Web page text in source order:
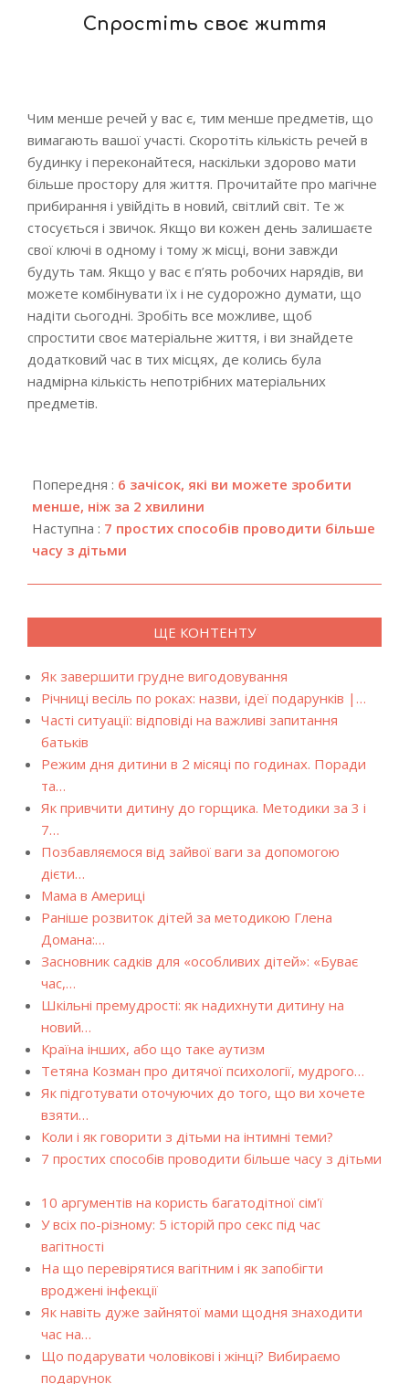
Спростіть своє життя
Чим менше речей у вас є, тим менше предметів, що
вимагають вашої участі. Скоротіть кількість речей в
будинку і переконайтеся, наскільки здорово мати
більше простору для життя. Прочитайте про магічне
прибирання і увійдіть в новий, світлий світ. Те ж
стосується і звичок. Якщо ви кожен день залишаєте
свої ключі в одному і тому ж місці, вони завжди
будуть там. Якщо у вас є п’ять робочих нарядів, ви
можете комбінувати їх і не судорожно думати, що
надіти сьогодні. Зробіть все можливе, щоб
спростити своє матеріальне життя, і ви знайдете
додатковий час в тих місцях, де колись була
надмірна кількість непотрібних матеріальних
предметів.
09-
15
Попередня : 6 зачісок, які ви можете зробити
менше, ніж за 2 хвилини
Наступна : 7 простих способів проводити більше
часу з дітьми
ЩЕ КОНТЕНТУ
Як завершити грудне вигодовування
Річниці весіль по роках: назви, ідеї подарунків |…
Часті ситуації: відповіді на важливі запитання
батьків
Режим дня дитини в 2 місяці по годинах. Поради
та…
Як привчити дитину до горщика. Методики за 3 і
7…
Позбавляємося від зайвої ваги за допомогою
дієти…
Мама в Америці
Раніше розвиток дітей за методикою Глена
Домана:…
Засновник садків для «особливих дітей»: «Буває
час,…
Шкільні премудрості: як надихнути дитину на
новий…
Країна інших, або що таке аутизм
Тетяна Козман про дитячої психології, мудрого…
Як підготувати оточуючих до того, що ви хочете
взяти…
Коли і як говорити з дітьми на інтимні теми?
7 простих способів проводити більше часу з дітьми
10 аргументів на користь багатодітної сім'ї
У всіх по-різному: 5 історій про секс під час
вагітності
На що перевірятися вагітним і як запобігти
вроджені інфекції
Як навіть дуже зайнятої мами щодня знаходити
час на…
Що подарувати чоловікові і жінці? Вибираємо
подарунок